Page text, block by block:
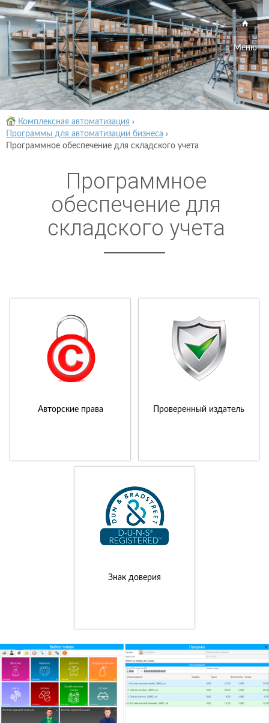
Меню
Комплексная автоматизация ›
Программы для автоматизации бизнеса ›
Программное обеспечение для складского учета
Программное
обеспечение для
складского учета
Авторские права Проверенный издатель
Знак доверия